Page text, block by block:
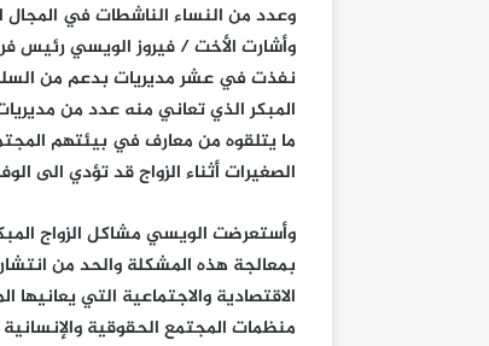
وعدد من النساء الناشطات في المجال
وأشارت الأخت / فيروز الويسي رئيس
نفذت في عشر مديريات بدعم من
المبكر الذي تعاني منه عدد من
ما يتلقوه من معارف في بيئتهم
الصغيرات أثناء الزواج قد تؤدي الى
وأستعرضت الويسي مشاكل الزواج
بمعالجة هذه المشكلة والحد من
الاقتصادية والاجتماعية التي
منظمات المجتمع الحقوقية